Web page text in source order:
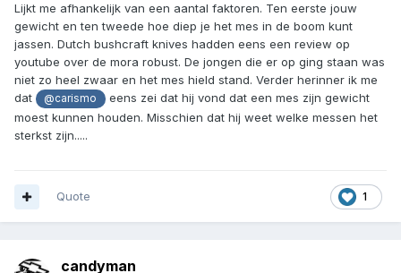
Lijkt me afhankelijk van een aantal faktoren. Ten eerste jouw
gewicht en ten tweede hoe diep je het mes in de boom kunt
jassen. Dutch bushcraft knives hadden eens een review op
youtube over de mora robust. De jongen die er op ging staan was
niet zo heel zwaar en het mes hield stand. Verder herinner ik me
dat
@carismo
eens zei dat hij vond dat een mes zijn gewicht
moest kunnen houden. Misschien dat hij weet welke messen het
sterkst zijn.....
1
Quote
candyman